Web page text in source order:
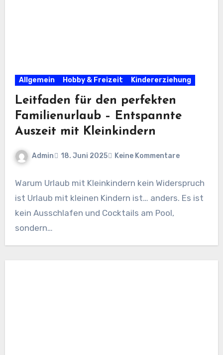
Allgemein Hobby & Freizeit Kindererziehung
Leitfaden für den perfekten
Familienurlaub – Entspannte
Auszeit mit Kleinkindern
Admin 18. Juni 2025 Keine Kommentare
Warum Urlaub mit Kleinkindern kein Widerspruch
ist Urlaub mit kleinen Kindern ist… anders. Es ist
kein Ausschlafen und Cocktails am Pool,
sondern…